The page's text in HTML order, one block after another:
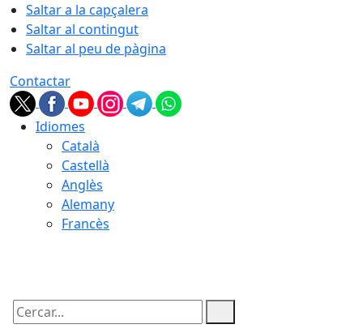
Saltar a la capçalera
Saltar al contingut
Saltar al peu de pàgina
Contactar
Idiomes
Català
Castellà
Anglès
Alemany
Francès
Cercar: